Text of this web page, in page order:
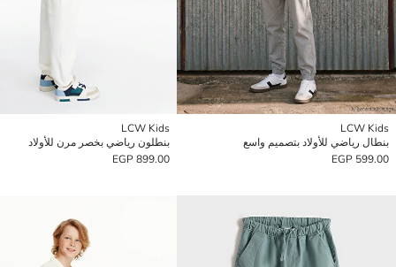
LCW Kids
بنطال رياضي للأولاد بتصميم واسع
599.00 EGP
LCW Kids
بنطلون رياضي بخصر مرن للأولاد
899.00 EGP